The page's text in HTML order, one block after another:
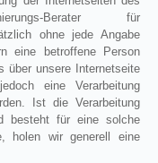
Berater für
ohne jede Angabe
eine betroffene Person
über unsere Internetseite
eine Verarbeitung
Ist die Verarbeitung
besteht für eine solche
holen wir generell eine